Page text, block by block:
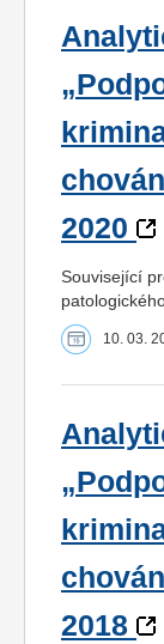
2020
Související
10. 03.
2018